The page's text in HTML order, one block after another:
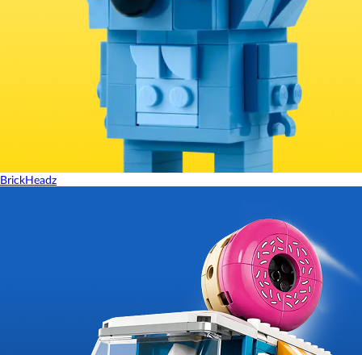
BrickHeadz